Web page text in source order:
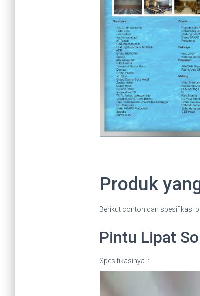
Produk
Berikut contoh dan spesifikasi
Pintu Lipat
Spesifikasinya :